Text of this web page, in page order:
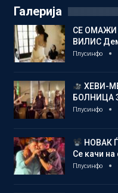
Галерија
СЕ ОМАЖИ
ВИЛИС
Плусинфо
ХЕВИ-
БОЛНИЦА
Плусинфо
НОВАК
Се качи на
Плусинфо